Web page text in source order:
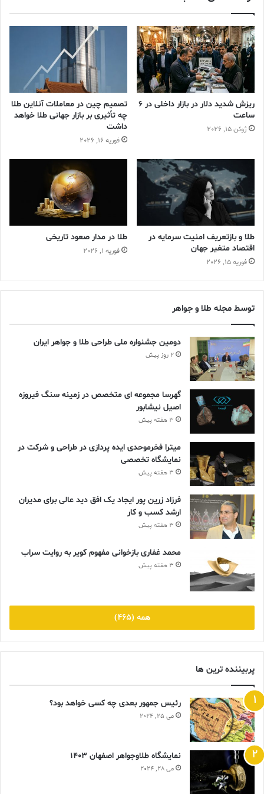
پیش‌بینی قیمت طلا
تحلیل بازار طلا
تقاضای طلا در آسیا
تورم آمریکا
سرمایه‌گذاری امن
شاخص قیمت مصرف‌کننده
فلزات گرانبها
قیمت اونس طلا
قیمت جهانی طلا
نرخ بهره فدرال رزرو
ریزش شدید دلار در بازار داخلی در 6
ساعت
ژوئن 15, 2026
تصمیم چین در معاملات آنلاین طلا
چه تأثیری بر بازار جهانی طلا خواهد
داشت
فوریه 16, 2026
طلا و بازتعریف امنیت سرمایه در
اقتصاد متغیر جهان
فوریه 15, 2026
طلا در مدار صعود تاریخی
فوریه 1, 2026
توسط مجله طلا و جواهر
دومین جشنواره ملی طراحی طلا و جواهر ایران
2 روز پیش
گهرسا مجموعه ای متخصص در زمینه سنگ فیروزه
اصیل نیشابور
3 هفته پیش
میترا فخرموحدی ایده پردازی در طراحی و شرکت در
نمایشگاه تخصصی
3 هفته پیش
فرزاد زرین پور ایجاد یک افق دید عالی برای مدیران
ارشد کسب و کار
3 هفته پیش
محمد غفاری بازخوانی مفهوم کویر به روایت سراب
3 هفته پیش
همه (465)
پربیننده ترین ها
رئیس جمهور بعدی چه کسی خواهد بود؟
می 25, 2024
نمایشگاه طلاوجواهر اصفهان 1403
می 28, 2024